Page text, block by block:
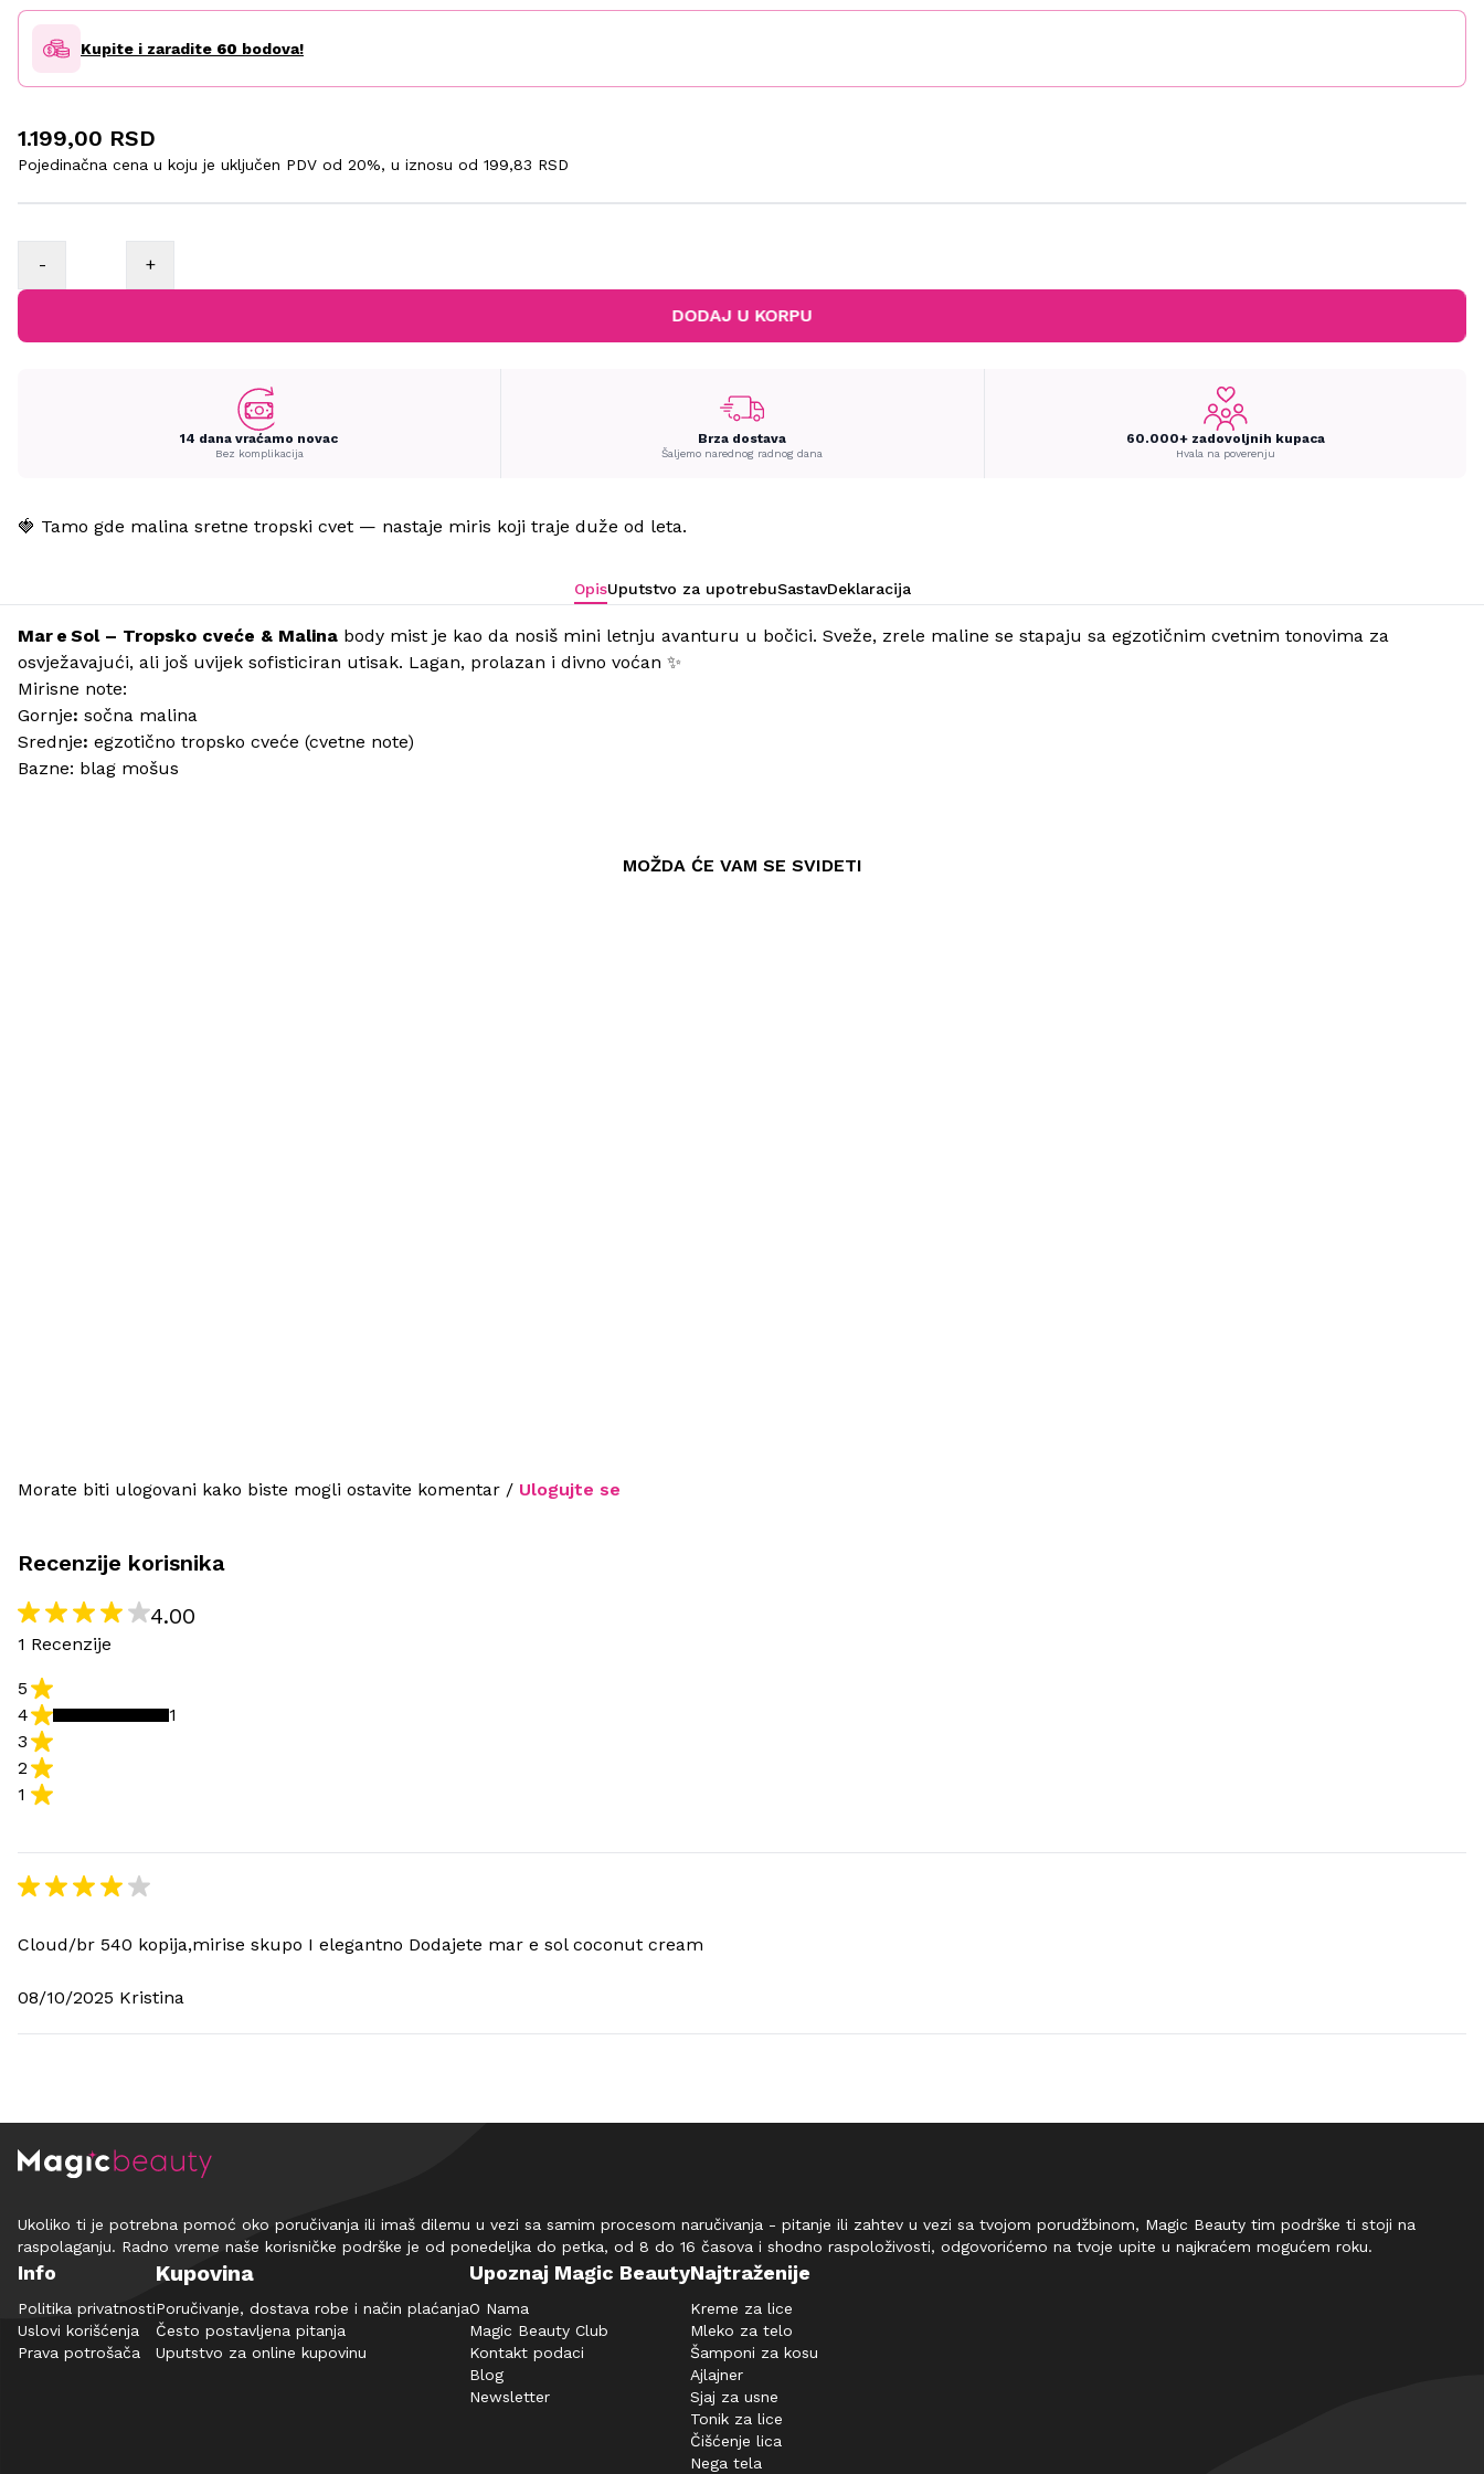
Kupite i zaradite 60 bodova!
1.199,00 RSD
Pojedinačna cena u koju je uključen PDV od 20%, u iznosu od 199,83 RSD
- +
DODAJ U KORPU
14 dana vraćamo novac
Bez komplikacija
Brza dostava
Šaljemo narednog radnog dana
60.000+ zadovoljnih kupaca
Hvala na poverenju
🍓 Tamo gde malina sretne tropski cvet — nastaje miris koji traje duže od leta.
OpisUputstvo za upotrebuSastavDeklaracija
Mar e Sol – Tropsko cveće & Malina body mist je kao da nosiš mini letnju avanturu u bočici. Sveže, zrele maline se stapaju sa egzotičnim cvetnim tonovima za
osvježavajući, ali još uvijek sofisticiran utisak. Lagan, prolazan i divno voćan ✨
Mirisne note:
Gornje: sočna malina
Srednje: egzotično tropsko cveće (cvetne note)
Bazne: blag mošus
MOŽDA ĆE VAM SE SVIDETI
Morate biti ulogovani kako biste mogli ostavite komentar / Ulogujte se
Recenzije korisnika
4.00
1 Recenzije
1
2
3
4 1
5
Cloud/br 540 kopija,mirise skupo I elegantno Dodajete mar e sol coconut cream
08/10/2025 Kristina
Ukoliko ti je potrebna pomoć oko poručivanja ili imaš dilemu u vezi sa samim procesom naručivanja - pitanje ili zahtev u vezi sa tvojom porudžbinom, Magic Beauty tim podrške ti stoji na
raspolaganju. Radno vreme naše korisničke podrške je od ponedeljka do petka, od 8 do 16 časova i shodno raspoloživosti, odgovorićemo na tvoje upite u najkraćem mogućem roku.
Info
Politika privatnosti
Uslovi korišćenja
Prava potrošača
Kupovina
Poručivanje, dostava robe i način plaćanja
Često postavljena pitanja
Uputstvo za online kupovinu
Upoznaj Magic Beauty
O Nama
Magic Beauty Club
Kontakt podaci
Blog
Newsletter
Najtraženije
Kreme za lice
Mleko za telo
Šamponi za kosu
Ajlajner
Sjaj za usne
Tonik za lice
Čišćenje lica
Nega tela